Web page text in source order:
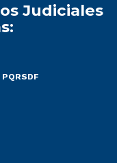
Judiciales
PQRSDF